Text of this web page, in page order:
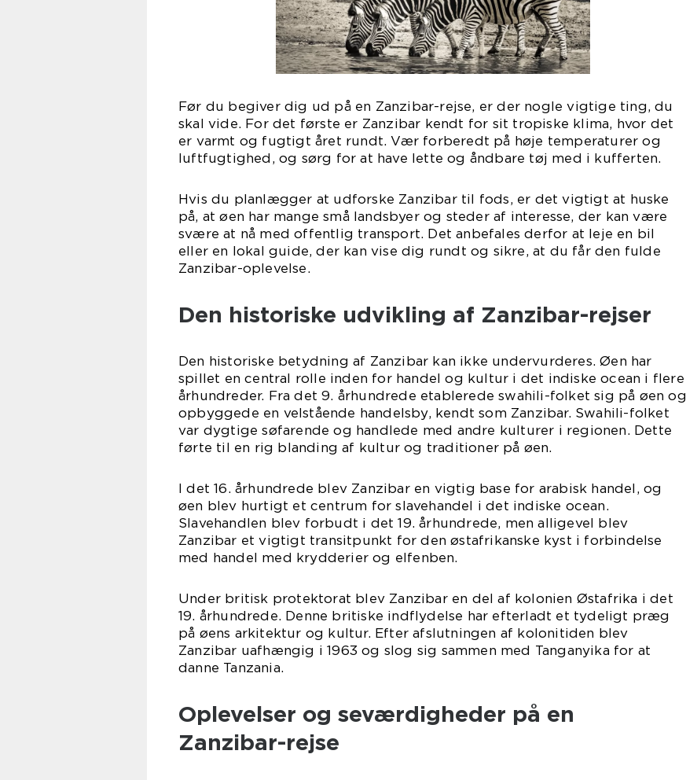
Før du begiver dig ud på en Zanzibar-rejse, er der nogle vigtige ting, du
skal vide. For det første er Zanzibar kendt for sit tropiske klima, hvor det
er varmt og fugtigt året rundt. Vær forberedt på høje temperaturer og
luftfugtighed, og sørg for at have lette og åndbare tøj med i kufferten.
Hvis du planlægger at udforske Zanzibar til fods, er det vigtigt at huske
på, at øen har mange små landsbyer og steder af interesse, der kan være
svære at nå med offentlig transport. Det anbefales derfor at leje en bil
eller en lokal guide, der kan vise dig rundt og sikre, at du får den fulde
Zanzibar-oplevelse.
Den historiske udvikling af Zanzibar-rejser
Den historiske betydning af Zanzibar kan ikke undervurderes. Øen har
spillet en central rolle inden for handel og kultur i det indiske ocean i flere
århundreder. Fra det 9. århundrede etablerede swahili-folket sig på øen og
opbyggede en velstående handelsby, kendt som Zanzibar. Swahili-folket
var dygtige søfarende og handlede med andre kulturer i regionen. Dette
førte til en rig blanding af kultur og traditioner på øen.
I det 16. århundrede blev Zanzibar en vigtig base for arabisk handel, og
øen blev hurtigt et centrum for slavehandel i det indiske ocean.
Slavehandlen blev forbudt i det 19. århundrede, men alligevel blev
Zanzibar et vigtigt transitpunkt for den østafrikanske kyst i forbindelse
med handel med krydderier og elfenben.
Under britisk protektorat blev Zanzibar en del af kolonien Østafrika i det
19. århundrede. Denne britiske indflydelse har efterladt et tydeligt præg
på øens arkitektur og kultur. Efter afslutningen af kolonitiden blev
Zanzibar uafhængig i 1963 og slog sig sammen med Tanganyika for at
danne Tanzania.
Oplevelser og seværdigheder på en
Zanzibar-rejse